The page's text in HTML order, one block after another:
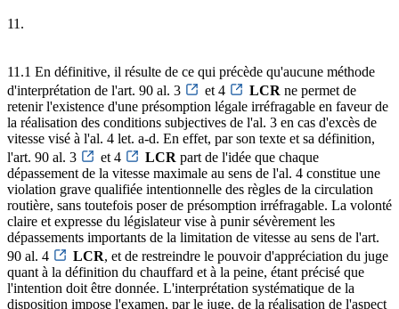
11.
11.1 En définitive, il résulte de ce qui précède qu'aucune méthode
d'interprétation de l'art. 90 al. 3
et 4 LCR ne permet de
retenir l'existence d'une présomption légale irréfragable en faveur de
la réalisation des conditions subjectives de l'al. 3 en cas d'excès de
vitesse visé à l'al. 4 let. a-d. En effet, par son texte et sa définition,
l'art. 90 al. 3
et 4 LCR part de l'idée que chaque
dépassement de la vitesse maximale au sens de l'al. 4 constitue une
violation grave qualifiée intentionnelle des règles de la circulation
routière, sans toutefois poser de présomption irréfragable. La volonté
claire et expresse du législateur vise à punir sévèrement les
dépassements importants de la limitation de vitesse au sens de l'art.
90 al. 4
LCR, et de restreindre le pouvoir d'appréciation du juge
quant à la définition du chauffard et à la peine, étant précisé que
l'intention doit être donnée. L'interprétation systématique de la
disposition impose l'examen, par le juge, de la réalisation de l'aspect